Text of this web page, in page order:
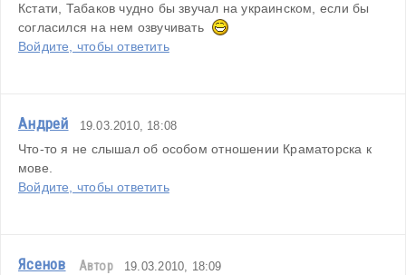
Кстати, Табаков чудно бы звучал на украинском, если бы
согласился на нем озвучивать
Войдите, чтобы ответить
Андрей 19.03.2010, 18:08
Что-то я не слышал об особом отношении Краматорска к
мове.
Войдите, чтобы ответить
Ясенов Автор 19.03.2010, 18:09